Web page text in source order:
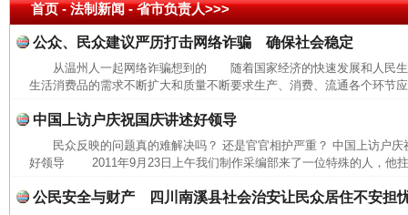
首页- 法制新闻 -省市负责人>>>
公众、民众建议严历打击网络诈骗 确保社会稳定
从温州人一起网络诈骗想到的 随着国家经济的快速发展和人民生
生活消费品的需求不断扩大和质量不断要求生产、消费、流通各个环节
中国上访户庆祝国庆讲述好领导
民众反映的问题真的难解决吗？ 还是官官相护严重？ 中国上访户
好领导 2011年9月23日上午我们制作采编部来了一位特殊的人，他
公民安全与财产 四川南溪县社会治安让民众居住不安担